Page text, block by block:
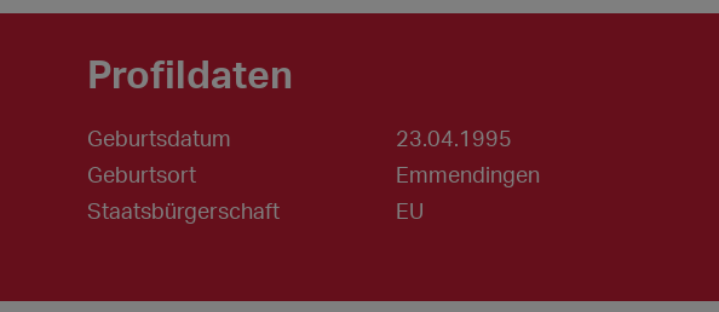
Profildaten
Geburtsdatum
23.04.1995
Geburtsort
Emmendingen
Staatsbürgerschaft
EU